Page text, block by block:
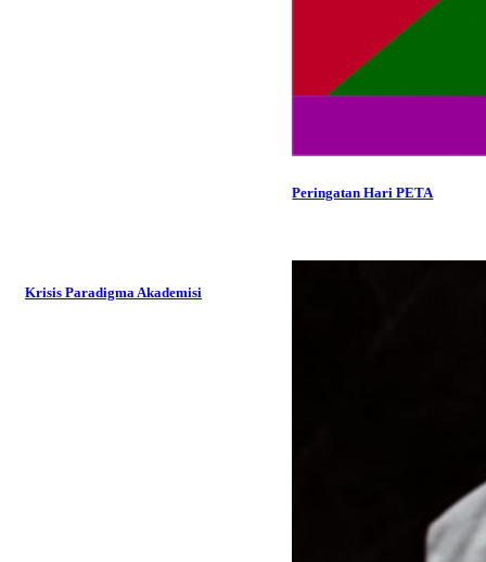
Peringatan Hari PETA
Krisis Paradigma Akademisi